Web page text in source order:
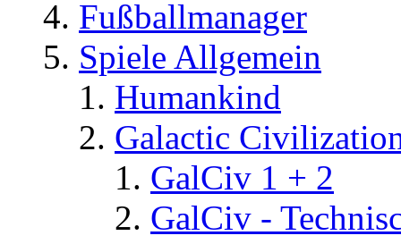
Fußballmanager
Spiele Allgemein
Humankind
Galactic
GalCiv 1 + 2
GalCiv -